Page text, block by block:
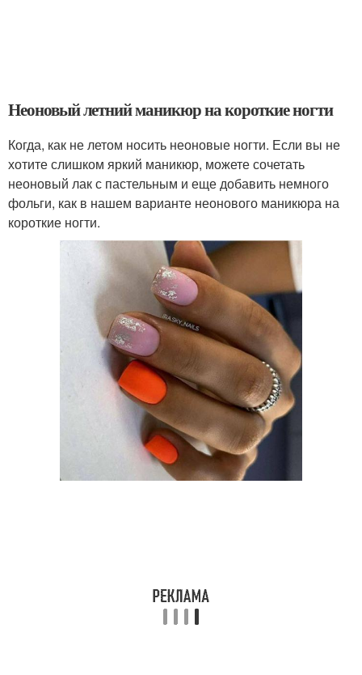
Неоновый летний маникюр на короткие ногти
Когда, как не летом носить неоновые ногти. Если вы не
хотите слишком яркий маникюр, можете сочетать
неоновый лак с пастельным и еще добавить немного
фольги, как в нашем варианте неонового маникюра на
короткие ногти.